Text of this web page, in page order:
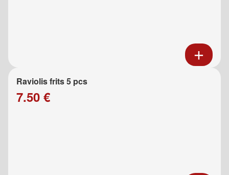
Raviolis frits 5 pcs
7.50 €